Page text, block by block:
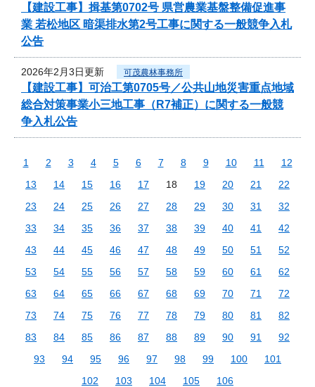
【建設工事】揖基第0702号 県営農業基盤整備促進事
業 若松地区 暗渠排水第2号工事に関する一般競争入札
公告
2026年2月3日更新 可茂農林事務所
【建設工事】可治工第0705号／公共山地災害重点地域
総合対策事業小三地工事（R7補正）に関する一般競
争入札公告
1 2 3 4 5 6 7 8 9 10 11
12
13
14 15 16 17 18 19 20 21
22
23
24 25 26 27 28 29 30 31
32
33
34 35 36 37 38 39 40 41
42
43
44 45 46 47 48 49 50 51
52
53
54 55 56 57 58 59 60 61
62
63
64 65 66 67 68 69 70 71
72
73
74 75 76 77 78 79 80 81
82
83
84 85 86 87 88 89 90 91
92
93
94 95 96 97 98 99 100
101
102
103 104 105 106